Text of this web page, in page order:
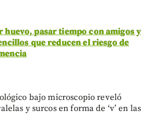
huevo, pasar tiempo con amigos y
que reducen el riesgo de
bajo microscopio reveló
y surcos en forma de ‘v’ en las